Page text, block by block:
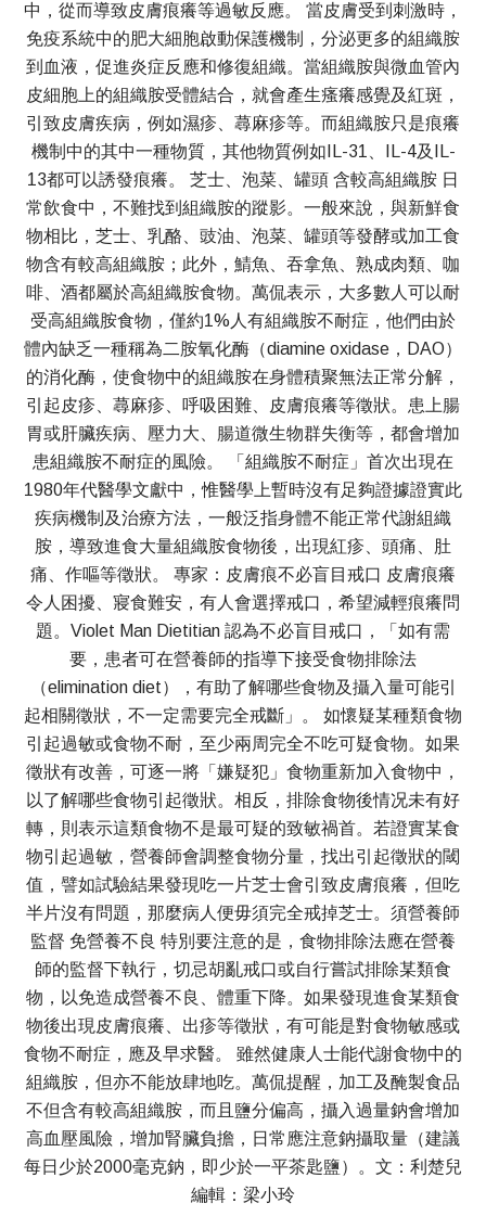
中，從而導致皮膚痕癢等過敏反應。 當皮膚受到刺激時，
免疫系統中的肥大細胞啟動保護機制，分泌更多的組織胺
到血液，促進炎症反應和修復組織。當組織胺與微血管內
皮細胞上的組織胺受體結合，就會產生瘙癢感覺及紅斑，
引致皮膚疾病，例如濕疹、蕁麻疹等。而組織胺只是痕癢
機制中的其中一種物質，其他物質例如IL-31、IL-4及IL-
13都可以誘發痕癢。 芝士、泡菜、罐頭 含較高組織胺 日
常飲食中，不難找到組織胺的蹤影。一般來說，與新鮮食
物相比，芝士、乳酪、豉油、泡菜、罐頭等發酵或加工食
物含有較高組織胺；此外，鯖魚、吞拿魚、熟成肉類、咖
啡、酒都屬於高組織胺食物。萬侃表示，大多數人可以耐
受高組織胺食物，僅約1%人有組織胺不耐症，他們由於
體內缺乏一種稱為二胺氧化酶（diamine oxidase，DAO）
的消化酶，使食物中的組織胺在身體積聚無法正常分解，
引起皮疹、蕁麻疹、呼吸困難、皮膚痕癢等徵狀。患上腸
胃或肝臟疾病、壓力大、腸道微生物群失衡等，都會增加
患組織胺不耐症的風險。 「組織胺不耐症」首次出現在
1980年代醫學文獻中，惟醫學上暫時沒有足夠證據證實此
疾病機制及治療方法，一般泛指身體不能正常代謝組織
胺，導致進食大量組織胺食物後，出現紅疹、頭痛、肚
痛、作嘔等徵狀。 專家：皮膚痕不必盲目戒口 皮膚痕癢
令人困擾、寢食難安，有人會選擇戒口，希望減輕痕癢問
題。Violet Man Dietitian 認為不必盲目戒口，「如有需
要，患者可在營養師的指導下接受食物排除法
（elimination diet），有助了解哪些食物及攝入量可能引
起相關徵狀，不一定需要完全戒斷」。 如懷疑某種類食物
引起過敏或食物不耐，至少兩周完全不吃可疑食物。如果
徵狀有改善，可逐一將「嫌疑犯」食物重新加入食物中，
以了解哪些食物引起徵狀。相反，排除食物後情况未有好
轉，則表示這類食物不是最可疑的致敏禍首。若證實某食
物引起過敏，營養師會調整食物分量，找出引起徵狀的閾
值，譬如試驗結果發現吃一片芝士會引致皮膚痕癢，但吃
半片沒有問題，那麼病人便毋須完全戒掉芝士。須營養師
監督 免營養不良 特別要注意的是，食物排除法應在營養
師的監督下執行，切忌胡亂戒口或自行嘗試排除某類食
物，以免造成營養不良、體重下降。如果發現進食某類食
物後出現皮膚痕癢、出疹等徵狀，有可能是對食物敏感或
食物不耐症，應及早求醫。 雖然健康人士能代謝食物中的
組織胺，但亦不能放肆地吃。萬侃提醒，加工及醃製食品
不但含有較高組織胺，而且鹽分偏高，攝入過量鈉會增加
高血壓風險，增加腎臟負擔，日常應注意鈉攝取量（建議
每日少於2000毫克鈉，即少於一平茶匙鹽）。文：利楚兒
編輯：梁小玲